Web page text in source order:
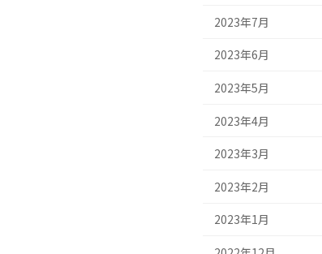
2023年7月
2023年6月
2023年5月
2023年4月
2023年3月
2023年2月
2023年1月